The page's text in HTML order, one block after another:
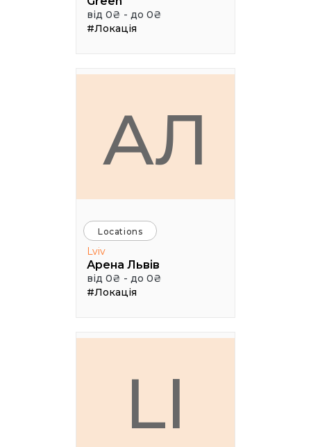
від 0₴ - до 0₴
#Локація
АЛ
Locations
Lviv
Арена Львів
від 0₴ - до 0₴
#Локація
LI